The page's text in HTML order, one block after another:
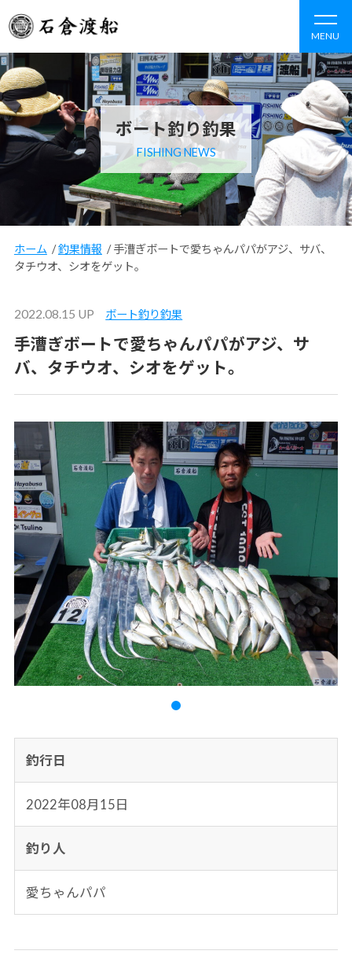
MENU
ボート釣り釣果
FISHING NEWS
ホーム /釣果情報 /手漕ぎボートで愛ちゃんパパがアジ、サバ、
タチウオ、シオをゲット。
2022.08.15 UP ボート釣り釣果
手漕ぎボートで愛ちゃんパパがアジ、サ
バ、タチウオ、シオをゲット。
釣行日
2022年08月15日
釣り人
愛ちゃんパパ